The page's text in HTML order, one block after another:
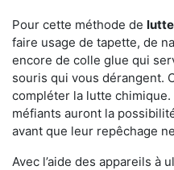
Pour cette méthode de
faire usage de tapette, de
encore de colle glue qui
souris qui vous dérangent.
compléter la lutte
méfiants auront la
avant que leur repêchage
Avec l’aide des appareils à